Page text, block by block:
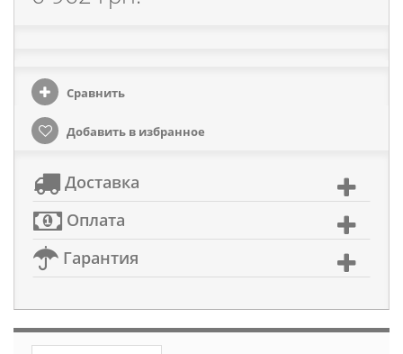
Сравнить
Добавить в избранное
Доставка
Оплата
Гарантия